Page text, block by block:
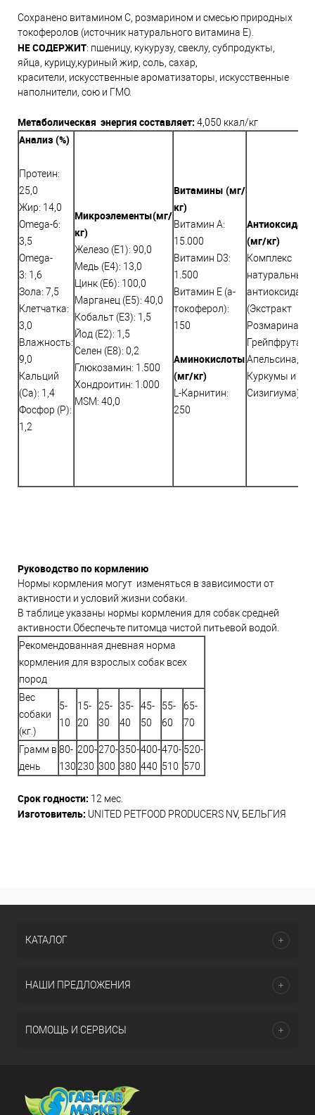
Сохранено витамином С, розмарином и смесью природных
токоферолов (источник натурального витамина Е).
НЕ СОДЕРЖИТ: пшеницу, кукурузу, свеклу, субпродукты,
яйца, курицу,куриный жир, соль, сахар,
красители, искусственные ароматизаторы, искусственные
наполнители, сою и ГМО.
Метаболическая энергия составляет: 4,050 ккал/кг
Анализ (%)
Протеин:
25,0
Жир: 14,0
Omega-6:
3,5
Omega-
3: 1,6
Зола: 7,5
Клетчатка:
3,0
Влажность:
9,0
Кальций
(Са): 1,4
Фосфор (P):
1,2
Микроэлементы(мг/
кг)
Железо (E1): 90,0
Медь (Е4): 13,0
Цинк (E6): 100,0
Марганец (E5): 40,0
Кобальт (E3): 1,5
Йод (E2): 1,5
Селен (E8): 0,2
Глюкозамин: 1.500
Хондроитин: 1.000
MSM: 40,0
Витамины (мг/
кг)
Витамин A:
15.000
Витамин D3:
1.500
Витамин E (a-
токоферол):
150
Аминокислоты
(мг/кг)
L-Карнитин:
250
(мг/кг)
Комплекс
натуральных
(Экстракт
Розмарина,
Грейпфрута,
Апельсина,
Куркумы и
Сизигиума):
Руководство по кормлению
Нормы кормления могут изменяться в зависимости от
активности и условий жизни собаки.
В таблице указаны нормы кормления для собак средней
активности.Обеспечьте питомца чистой питьевой водой.
Рекомендованная дневная норма
кормления для взрослых собак всех
пород
Вес
собаки
(кг.)
5-
10
15-
20
25-
30
35-
40
45-
50
55-
60
65-
70
Грамм в
день
80-
130
200-
230
270-
300
350-
380
400-
440
470-
510
520-
570
Срок годности: 12 мес.
Изготовитель: UNITED PETFOOD PRODUCERS NV, БЕЛЬГИЯ
КАТАЛОГ
НАШИ ПРЕДЛОЖЕНИЯ
ПОМОЩЬ И СЕРВИСЫ